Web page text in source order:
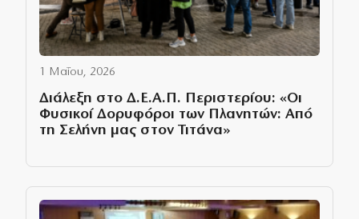
1 Μαΐου, 2026
Διάλεξη στο Δ.Ε.Α.Π. Περιστερίου: «Οι
Φυσικοί Δορυφόροι των Πλανητών: Από
τη Σελήνη μας στον Τιτάνα»